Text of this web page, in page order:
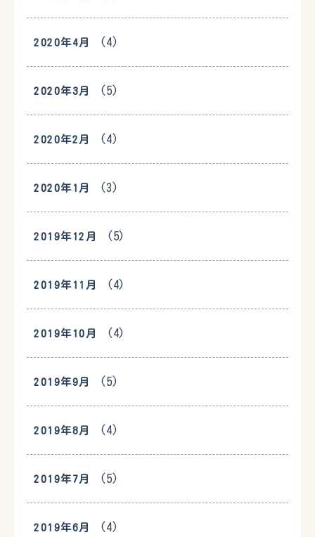
2020年4月 (4)
2020年3月 (5)
2020年2月 (4)
2020年1月 (3)
2019年12月 (5)
2019年11月 (4)
2019年10月 (4)
2019年9月 (5)
2019年8月 (4)
2019年7月 (5)
2019年6月 (4)